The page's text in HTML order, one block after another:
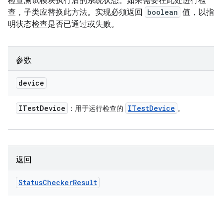
查，子类应替换此方法。实现必须返回
boolean 值，以指
明状态检查是否已通过或失败。
参数
device
ITestDevice ：用于运行检查的 ITestDevice 。
返回
StatusCheckerResult